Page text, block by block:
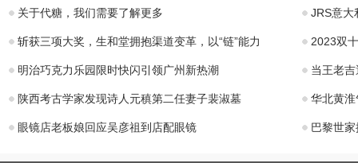
关于代糖，我们需要了解更多 JRS意大
斩获三项大奖，生和堂拥抱渠道变革，以“链”能力 2023双
明治巧克力乐园限时快闪引领广州新热潮 当王老
陕西考古学家发现诗人元稹第二任妻子裴淑墓 华北黄
眼镜店老板娘回应吴彦祖到店配眼镜 巴黎世